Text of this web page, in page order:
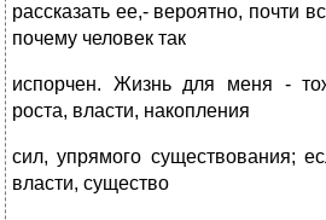
рассказать ее,- вероятно, почти
почему человек так
испорчен. Жизнь для меня -
роста, власти, накопления
сил, упрямого существования;
власти, существо